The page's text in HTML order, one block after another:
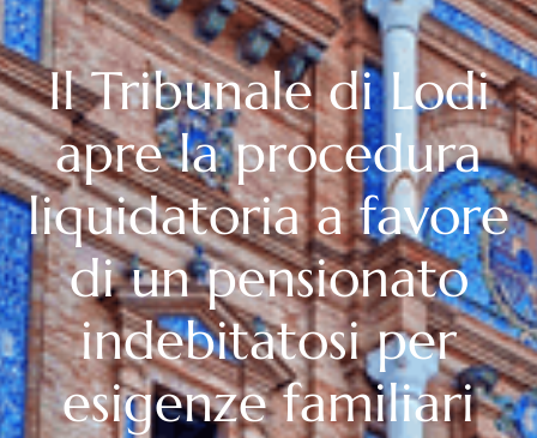
Il Tribunale di Lodi
apre la procedura
liquidatoria a favore
di un pensionato
indebitatosi per
esigenze familiari